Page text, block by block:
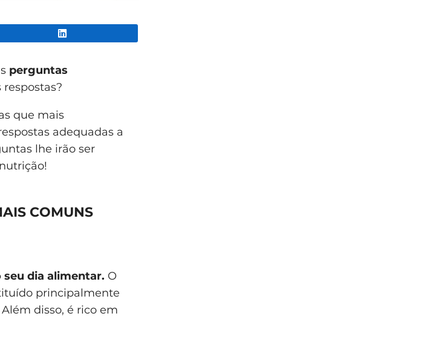
perguntas
respostas?
que mais
adequadas a
lhe irão ser
COMUNS
dia alimentar. O
principalmente
disso, é rico em